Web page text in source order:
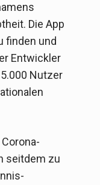
Die App
finden und
Entwickler
Nutzer
seitdem zu